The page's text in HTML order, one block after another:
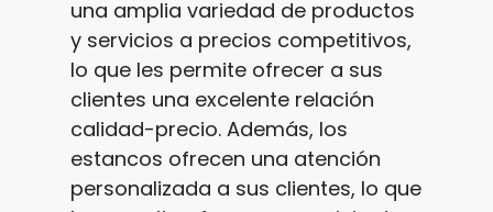
una amplia variedad de productos
y servicios a precios competitivos,
lo que les permite ofrecer a sus
clientes una excelente relación
calidad-precio. Además, los
estancos ofrecen una atención
personalizada a sus clientes, lo que